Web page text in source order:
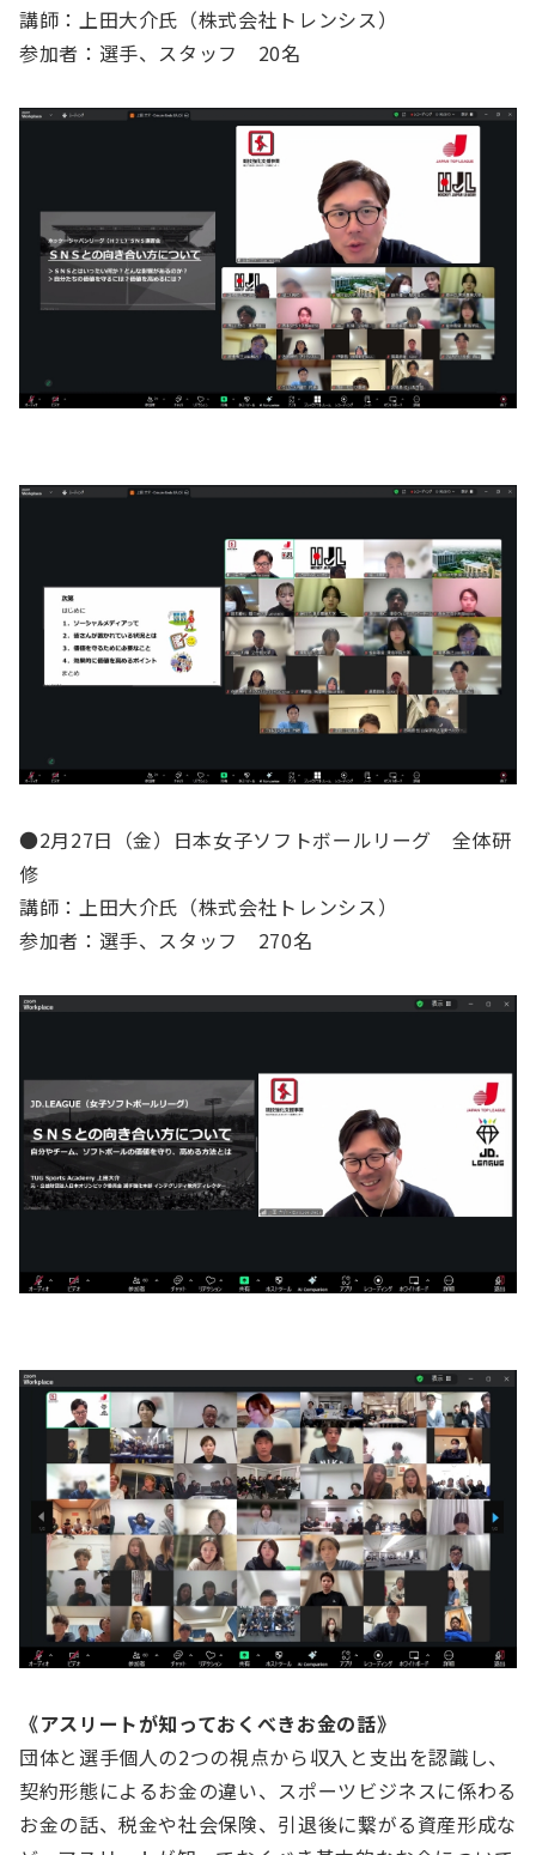
講師：上田大介氏（株式会社トレンシス）
参加者：選手、スタッフ 20名
●2月27日（金）日本女子ソフトボールリーグ 全体研
修
講師：上田大介氏（株式会社トレンシス）
参加者：選手、スタッフ 270名
《アスリートが知っておくべきお金の話》
団体と選手個人の2つの視点から収入と支出を認識し、
契約形態によるお金の違い、スポーツビジネスに係わる
お金の話、税金や社会保険、引退後に繋がる資産形成な